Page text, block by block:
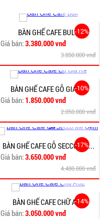
-12%
BÀN GHẾ CAFE BULL
Giá bán:3.380.000 vnđ
3.850.000 vnđ
-10%
BÀN GHẾ CAFE GỖ GIÁ RẺ
Giá bán: 1.850.000 vnđ
2.050.000 vnđ
-17%
BÀN GHẾ CAFE GỖ SECCO MÊ...
Giá bán:3.650.000 vnđ
4.400.000 vnđ
-14%
BÀN GHẾ CAFE CHỮ A 02
Giá bán:3.050.000 vnđ